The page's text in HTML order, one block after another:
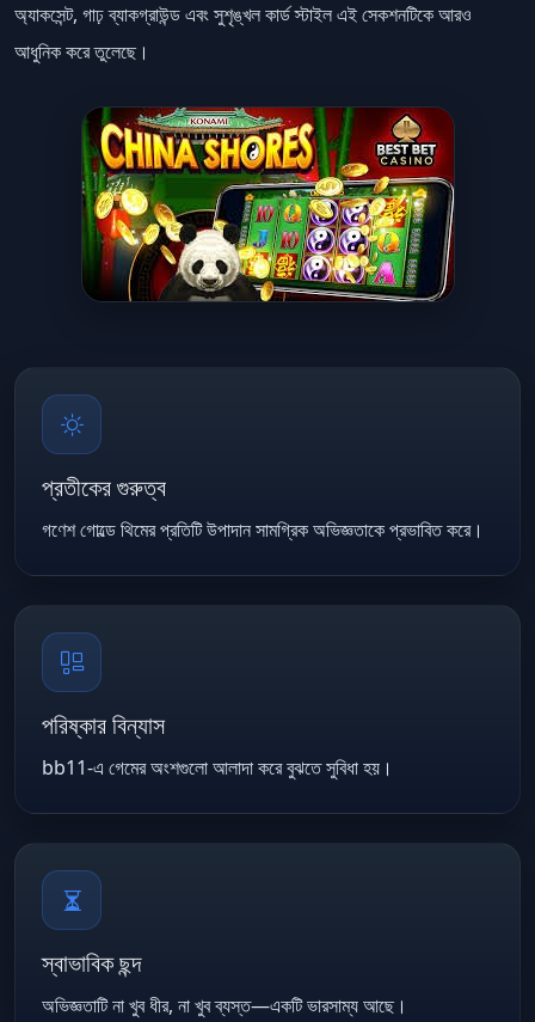
অ্যাকসেন্ট, গাঢ় ব্যাকগ্রাউন্ড এবং সুশৃঙ্খল কার্ড স্টাইল এই সেকশনটিকে আরও
আধুনিক করে তুলেছে।
প্রতীকের গুরুত্ব
গণেশ গোল্ডে থিমের প্রতিটি উপাদান সামগ্রিক অভিজ্ঞতাকে প্রভাবিত করে।
পরিষ্কার বিন্যাস
bb11-এ গেমের অংশগুলো আলাদা করে বুঝতে সুবিধা হয়।
স্বাভাবিক ছন্দ
অভিজ্ঞতাটি না খুব ধীর, না খুব ব্যস্ত—একটি ভারসাম্য আছে।